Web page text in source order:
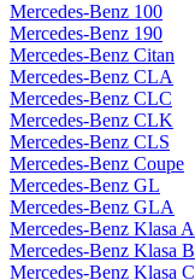
Mercedes-Benz 100
Mercedes-Benz 190
Mercedes-Benz Citan
Mercedes-Benz CLA
Mercedes-Benz CLC
Mercedes-Benz CLK
Mercedes-Benz CLS
Mercedes-Benz Coupe
Mercedes-Benz GL
Mercedes-Benz GLA
Mercedes-Benz Klasa A
Mercedes-Benz Klasa B
Mercedes-Benz Klasa C